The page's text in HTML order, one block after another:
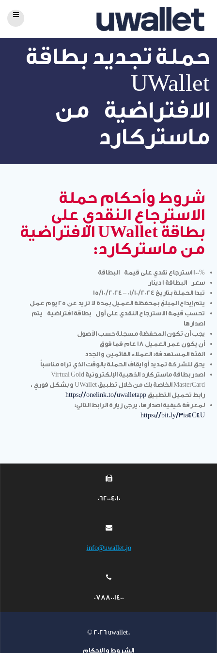
حملة تجديد بطاقة
UWallet
الافتراضية من
ماستركارد
شروط وأحكام حملة
الاسترجاع النقدي على
بطاقة UWallet الافتراضية
من ماستركارد:
100% استرجاع نقدي على قيمة
البطاقة
سعر البطاقة
تبدا الحملة بتاريخ 01/10/2024 – 15/10/2024
يتم إيداع المبلغ بمحفظة العميل بمدة لا تزيد عن 25 يوم عمل
تحسب قيمة الاسترجاع النقدي على أول بطاقة افتراضية يتم
اصدارها
يجب أن تكون المحفظة مسجلة حسب الأصول
أن يكون عمر العميل 18 عام فما فوق
الفئة المستهدفة: العملاء القائمين و الجدد
يحق للشركة تمديد أو ايقاف الحملة بالوقت الذي تراه مناسباً
اصدر بطاقة ماستركارد الذهبية الإلكترونية Virtual Gold
MasterCard الخاصة بك من خلال تطبيق UWallet و بشكل فوري ،
رابط تحميل التطبيق https://onelink.to/uwalletapp
لمعرفة كيفية اصدارها، يرجى زيارة الرابط التالي:
https://bit.ly/3ia4C4U
062004010
info@uwallet.jo
0788001400
© 2026 uwallet.
الشروط و الاحكام